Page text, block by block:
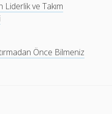
Liderlik ve Takım
Önce Bilmeniz